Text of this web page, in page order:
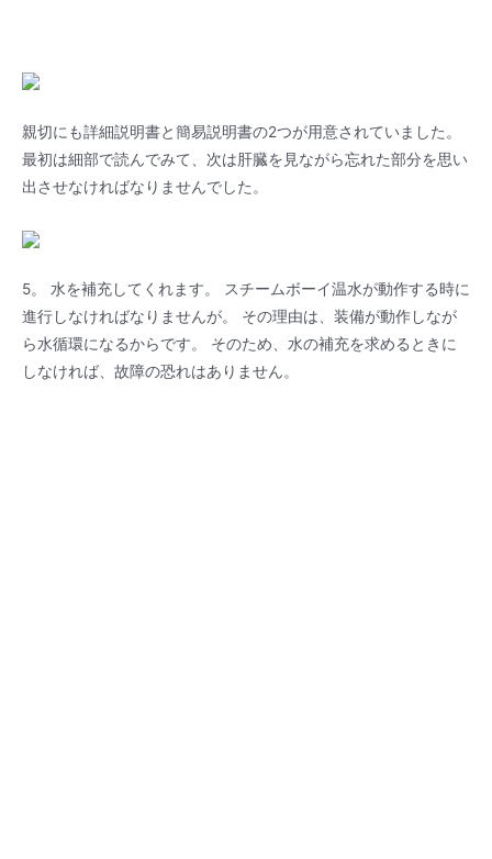
親切にも詳細説明書と簡易説明書の2つが用意されていました。
最初は細部で読んでみて、次は肝臓を見ながら忘れた部分を思い
出させなければなりませんでした。
5。 水を補充してくれます。 スチームボーイ温水が動作する時に
進行しなければなりませんが。 その理由は、装備が動作しなが
ら水循環になるからです。 そのため、水の補充を求めるときに
しなければ、故障の恐れはありません。